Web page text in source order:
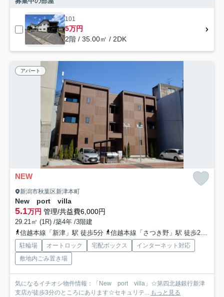
101
5万円
2階 / 35.00㎡ / 2DK
アパート
NEW
新潟市秋葉区新津本町
New port villa
5.1万円 管理/共益費6,000円
29.21㎡ (1R) /築4年 /3階建
信越本線「新津」駅 徒歩5分
信越本線「さつき野」駅 徒歩24分
駐輪場 オートロック 宅配ボックス
インターネット対応
敷地内ごみ置き場
気になるイチオシ物件情報：「New port villa」☆第四北越銀行新津
支店が徒歩3分のところにあります☆セキュリテ... もっと見る